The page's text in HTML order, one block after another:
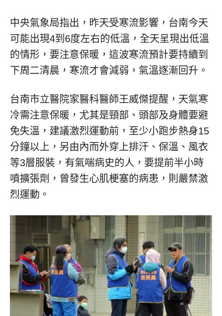
中央氣象局指出，昨天受寒流影響，台南今天
可能出現4到6度左右的低溫，全天呈現出低溫
的情形，要注意保暖，這波寒流預計要持續到
下周二清晨，寒流才會減弱，氣溫逐漸回升。
台南市立醫院家醫科醫師王威傑提醒，天氣寒
冷需注意保暖，尤其是頸部、頭部及身體要避
免失溫，建議激烈運動前，至少小跑步熱身15
分鐘以上，另由內而外穿上排汗、保溫、風衣
等3層服裝，有氣喘病史的人，要提前半小時
噴擴張劑，曾發生心肌梗塞的病患，則嚴禁激
烈運動。